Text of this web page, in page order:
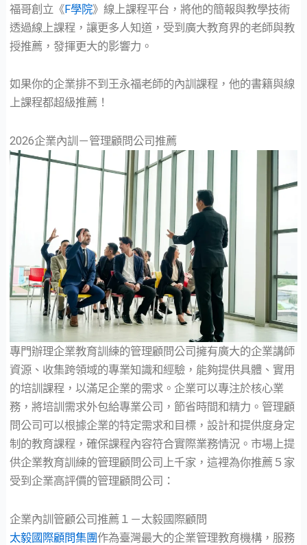
福哥創立《F學院》線上課程平台，將他的簡報與教學技術
透過線上課程，讓更多人知道，受到廣大教育界的老師與教
授推薦，發揮更大的影響力。
如果你的企業排不到王永福老師的內訓課程，他的書籍與線
上課程都超級推薦！
2026企業內訓－管理顧問公司推薦
專門辦理企業教育訓練的管理顧問公司擁有廣大的企業講師
資源、收集跨領域的專業知識和經驗，能夠提供具體、實用
的培訓課程，以滿足企業的需求。企業可以專注於核心業
務，將培訓需求外包給專業公司，節省時間和精力。管理顧
問公司可以根據企業的特定需求和目標，設計和提供度身定
制的教育課程，確保課程內容符合實際業務情況。市場上提
供企業教育訓練的管理顧問公司上千家，這裡為你推薦５家
受到企業高評價的管理顧問公司：
企業內訓管顧公司推薦１－太毅國際顧問
太毅國際顧問集團作為臺灣最大的企業管理教育機構，服務